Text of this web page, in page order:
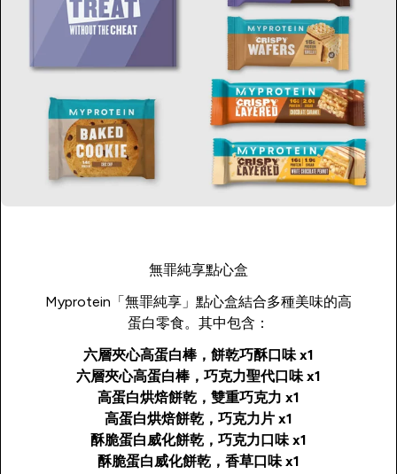
無罪純享點心盒
Myprotein「無罪純享」點心盒結合多種美味的高
蛋白零食。其中包含：
六層夾心高蛋白棒，餅乾巧酥口味 x1
六層夾心高蛋白棒，巧克力聖代口味 x1
高蛋白烘焙餅乾，雙重巧克力 x1
高蛋白烘焙餅乾，巧克力片 x1
酥脆蛋白威化餅乾，巧克力口味 x1
酥脆蛋白威化餅乾，香草口味 x1